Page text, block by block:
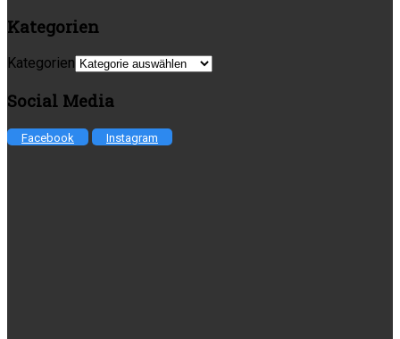
Kategorien
Kategorien
Social Media
Facebook Instagram